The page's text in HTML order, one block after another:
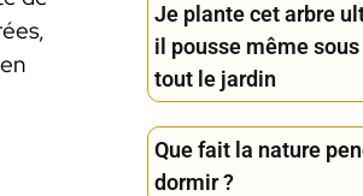
Je plante cet arbre
il pousse même
tout le jardin
Que fait la nature
dormir ?